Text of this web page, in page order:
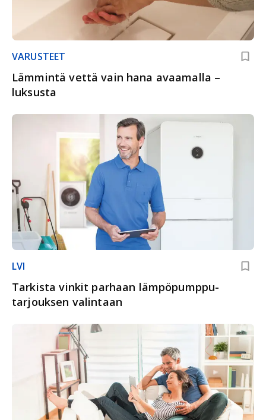
VARUSTEET
Lämmintä vettä vain hana avaamalla –
luksusta
LVI
Tarkista vinkit parhaan lämpöpumppu­
tarjouksen valintaan